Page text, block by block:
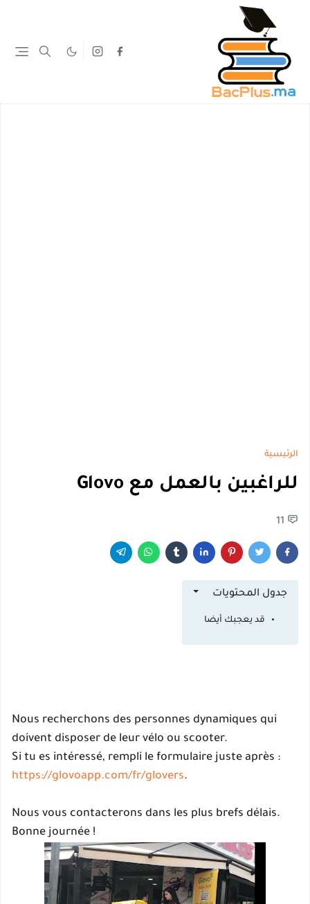
الرئيسية
للراغبين بالعمل مع Glovo
11
جدول المحتويات
قد يعجبك أيضا
Nous recherchons des personnes dynamiques qui
doivent disposer de leur vélo ou scooter.
Si tu es intéressé, rempli le formulaire juste après :
https://glovoapp.com/fr/glovers.
Nous vous contacterons dans les plus brefs délais.
Bonne journée !